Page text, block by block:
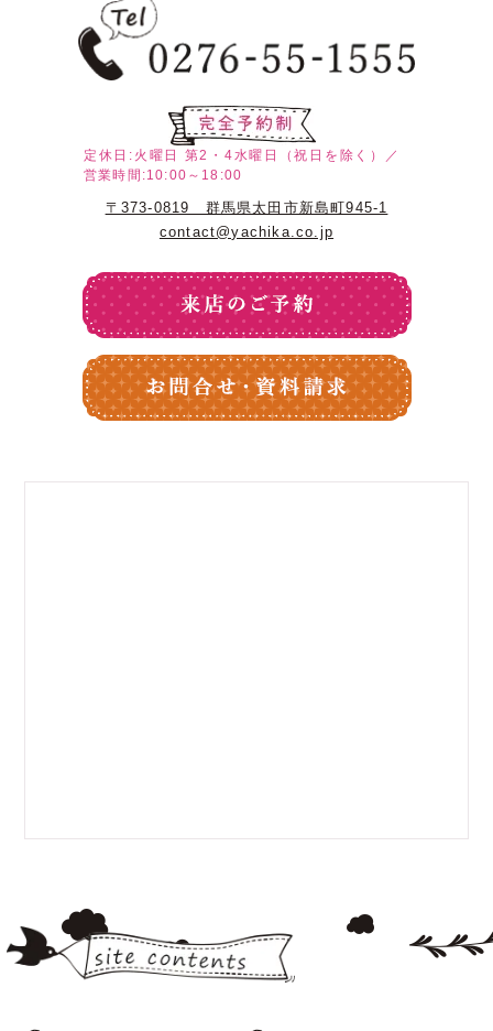
定休日:火曜日
第2・4水曜日（祝日を除く）／
営業時間:10:00～18:00
〒373-0819 群馬県太田市新島町945-1
contact@yachika.co.jp